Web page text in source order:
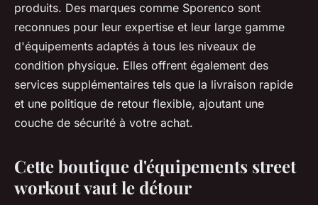
produits. Des marques comme Sporenco sont
reconnues pour leur expertise et leur large gamme
d'équipements adaptés à tous les niveaux de
condition physique. Elles offrent également des
services supplémentaires tels que la livraison rapide
et une politique de retour flexible, ajoutant une
couche de sécurité à votre achat.
Cette boutique d'équipements street
workout vaut le détour